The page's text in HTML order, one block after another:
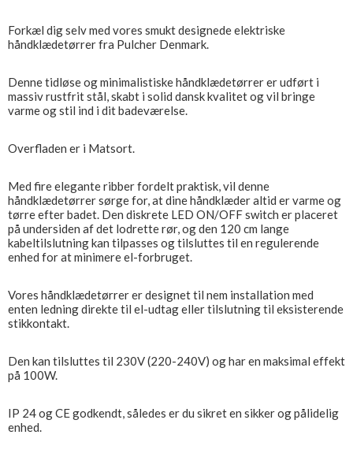
Forkæl dig selv med vores smukt designede elektriske
håndklædetørrer fra Pulcher Denmark.
Denne tidløse og minimalistiske håndklædetørrer er udført i
massiv rustfrit stål, skabt i solid dansk kvalitet og vil bringe
varme og stil ind i dit badeværelse.
Overfladen er i Matsort.
Med fire elegante ribber fordelt praktisk, vil denne
håndklædetørrer sørge for, at dine håndklæder altid er varme og
tørre efter badet. Den diskrete LED ON/OFF switch er placeret
på undersiden af det lodrette rør, og den 120 cm lange
kabeltilslutning kan tilpasses og tilsluttes til en regulerende
enhed for at minimere el-forbruget.
Vores håndklædetørrer er designet til nem installation med
enten ledning direkte til el-udtag eller tilslutning til eksisterende
stikkontakt.
Den kan tilsluttes til 230V (220-240V) og har en maksimal effekt
på 100W.
IP 24 og CE godkendt, således er du sikret en sikker og pålidelig
enhed.